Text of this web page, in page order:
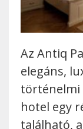
Az Antiq
elegáns,
történelmi
hotel egy
található,